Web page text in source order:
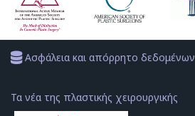
Ασφάλεια και απόρρητο δεδομένων
Τα νέα της πλαστικής χειρουργικής